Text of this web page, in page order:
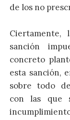
de los no
Ciertamente,
sanción
concreto
esta sanción,
sobre todo
con las que